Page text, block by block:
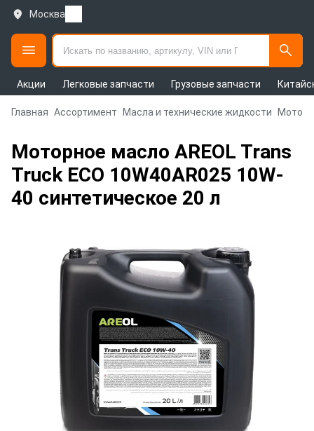
Москва
Акции Легковые запчасти Грузовые запчасти
Главная Ассортимент Масла и технические жидкости
Моторное масло AREOL Trans
Truck ECO 10W40AR025 10W-
40 синтетическое 20 л